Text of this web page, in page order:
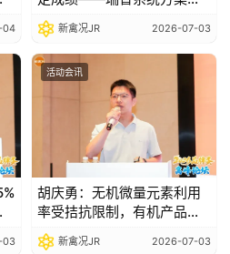
04
解死淘失控、产蛋不稳、药
残检出三大痛点|2026品牌
蛋高峰论坛
新禽况JR 2026-07-03
03
活动会讯
胡庆勇：无机微量元素利用
率受拮抗限制，有机产品以
更低添加量实现更好效
果|2026品牌蛋高峰论坛
新禽况JR 2026-07-03